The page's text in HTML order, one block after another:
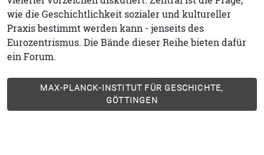
wie die Geschichtlichkeit sozialer und kultureller
Praxis bestimmt werden kann - jenseits des
Eurozentrismus. Die Bände dieser Reihe bieten dafür
ein Forum.
MAX-PLANCK-INSTITUT FÜR GESCHICHTE,
GÖTTINGEN